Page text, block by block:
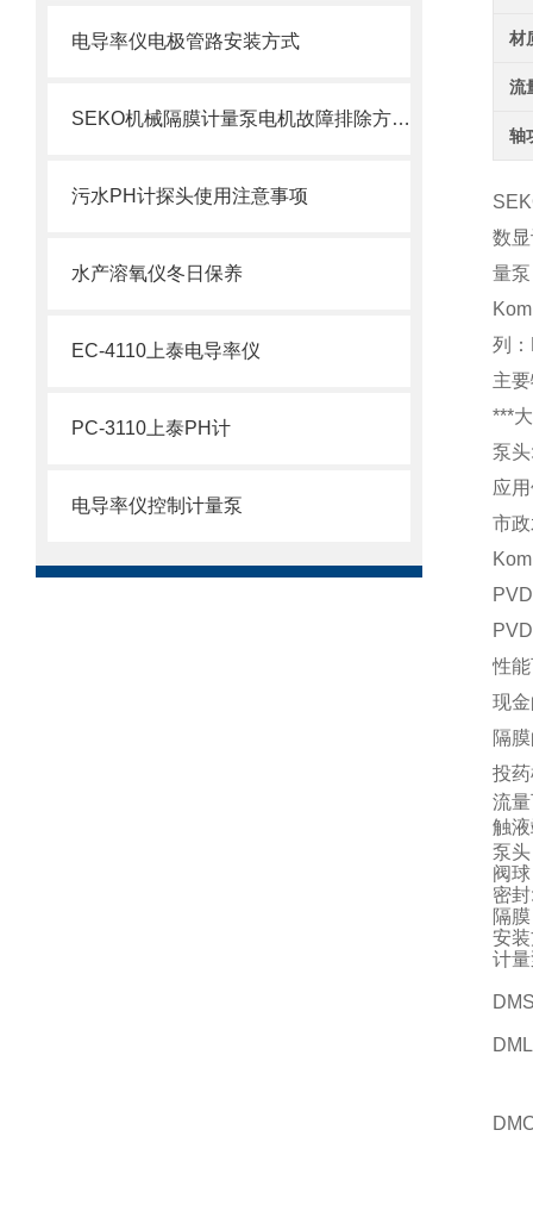
电导率仪电极管路安装方式
SEKO机械隔膜计量泵电机故障排除方法1
污水PH计探头使用注意事项
水产溶氧仪冬日保养
EC-4110上泰电导率仪
PC-3110上泰PH计
电导率仪控制计量泵
材
流
轴
数
量泵
列
主
***
泵
应
市
性
现
隔
投
流
触
泵
阀
密
隔
安
计